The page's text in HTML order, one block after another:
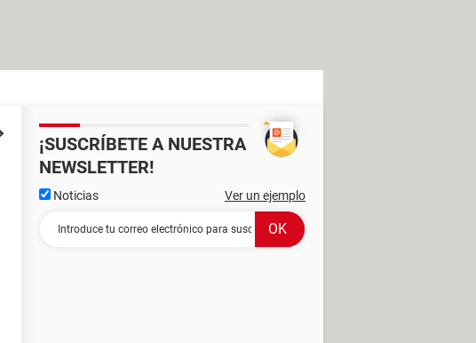
¡SUSCRÍBETE A NUESTRA
NEWSLETTER!
Noticias Ver un ejemplo